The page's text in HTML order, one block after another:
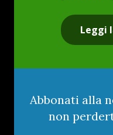
Leggi
Abbonati alla
non